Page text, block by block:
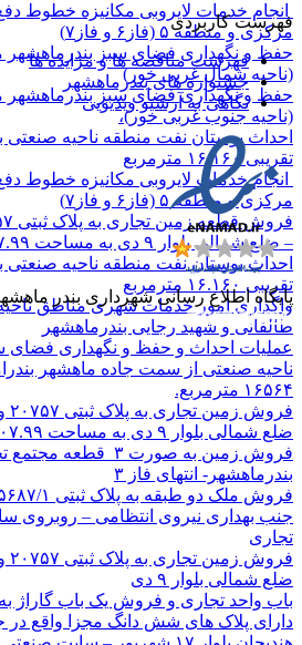
انجام خدمات لایروبی مکانیزه خطوط
مرکزی و منطقه ۵ (فاز۶ و فاز۷)
حفظ و نگهداری فضای سبز بندرماهشهر
(ناحیه شمال غربی خور)
حفظ و نگهداری فضای سبز بندرماهشهر
(ناحیه جنوب غربی خور)،
احداث بوستان نفت منطقه ناحیه
تقریبی ۱۶.۱۶۰ مترمربع
انجام خدمات لایروبی مکانیزه خطوط
مرکزی و منطقه ۵ (فاز۶ و فاز۷)
– ضلع شمالی بلوار ۹ دی به مساحت ۲۰۰۷.۹۹ مترمربع
احداث بوستان نفت منطقه ناحیه
تقریبی ۱۶.۱۶۰ مترمربع
واگذاری امور خدمات شهری مناطق
طالقانی و شهید رجایی بندرماهشهر
عملیات احداث و حفظ و نگهداری فضای
ناحیه صنعتی از سمت جاده ماهشهر
۱۶۵۶۴ مترمربع.
ضلع شمالی بلوار ۹ دی به مساحت ۲۰۰۷.۹۹ مترمربع
فروش زمین به صورت ۳
بندرماهشهر- انتهای فاز ۳
جنب بهداری نیروی انتظامی – روبروی
تجاری
ضلع شمالی بلوار ۹ دی
دارای پلاک های شش دانگ مجزا واقع در
فهرست کاربردی
فهرست مناقصه ها و مزایده ها
جشنواره های بندرماهشهر
نگاهی به آرشیو ویدیویی
پایگاه اطلاع رسانی شهرداری بندر